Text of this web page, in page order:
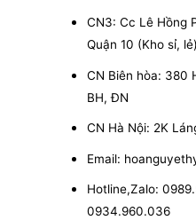
CN3: Cc Lê Hồng
Quận 10 (Kho sỉ, lẻ)
CN Biên hòa: 380
BH, ĐN
CN Hà Nội: 2K
Email:
Hotline,Zalo:
0934.960.036